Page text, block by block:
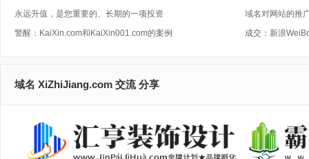
永远升值，是您重要的、长期的一项投资
域名对网站的推
警醒：KaiXin.com和KaiXin001.com的案例
成交：新浪
域名 XiZhiJiang.com 交流 分享